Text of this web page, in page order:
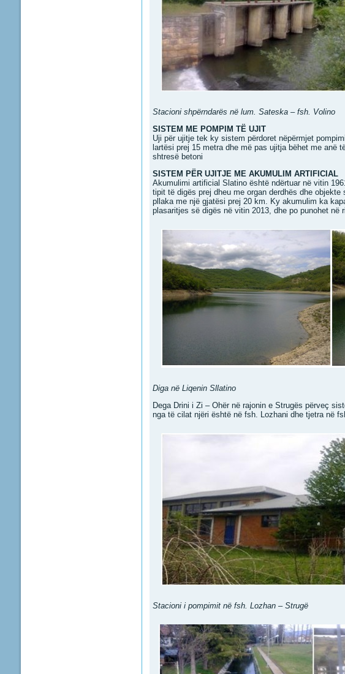
Stacioni shpërndarës në lum. Sateska – fsh. Volino
SISTEM ME POMPIM TË UJIT
Uji për ujitje tek ky sistem përdoret nëpërmjet
lartësi prej 15 metra dhe më pas ujitja bëhet me
shtresë betoni
SISTEM PËR UJITJE ME AKUMULIM ARTIFICIAL
Akumulimi artificial Slatino është ndërtuar në vitin
tipit të digës prej dheu me organ derdhës dhe
pllaka me një gjatësi prej 20 km. Ky akumulim ka
plasaritjes së digës në vitin 2013, dhe po punohet
Diga në Liqenin Sllatino
Dega Drini i Zi – Ohër në rajonin e Strugës përveç
nga të cilat njëri është në fsh. Lozhani dhe tjetra në
Stacioni i pompimit në fsh. Lozhan – Strugë